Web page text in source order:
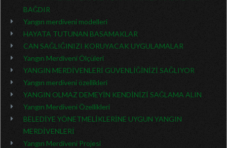
BAĞDIR
Yangın merdiveni modelleri
HAYATA TUTUNAN BASAMAKLAR
CAN SAĞLIĞINIZI KORUYACAK UYGULAMALAR
Yangın Merdiveni Ölçüleri
YANGIN MERDİVENLERİ GÜVENLİĞİNİZİ SAĞLIYOR
Yangın merdiveni özellikleri
YANGIN OLMAZ DEMEYİN KENDİNİZİ SAĞLAMA ALIN
Yangın Merdiveni Özellikleri
BELEDİYE YÖNETMELİKLERİNE UYGUN YANGIN
MERDİVENLERİ
Yangın Merdiveni Projesi